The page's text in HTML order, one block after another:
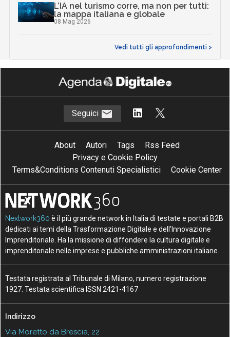
L’IA nel turismo corre, ma non per tutti:
la mappa italiana e globale
08 Mag 2026
Vedi tutti gli approfondimenti >
Seguici
About Autori Tags
Rss Feed
Privacy e Cookie Policy
Terms&Conditions Contenuti Specialistici
Cookie Center
Nextwork360 è il più grande network in Italia di testate e portali B2B
dedicati ai temi della Trasformazione Digitale e dell’Innovazione
Imprenditoriale. Ha la missione di diffondere la cultura digitale e
imprenditoriale nelle imprese e pubbliche amministrazioni italiane.
Testata registrata al Tribunale di Milano, numero registrazione
1927. Testata scientifica ISSN 2421-4167
Indirizzo
Via Moretto da Brescia, 22